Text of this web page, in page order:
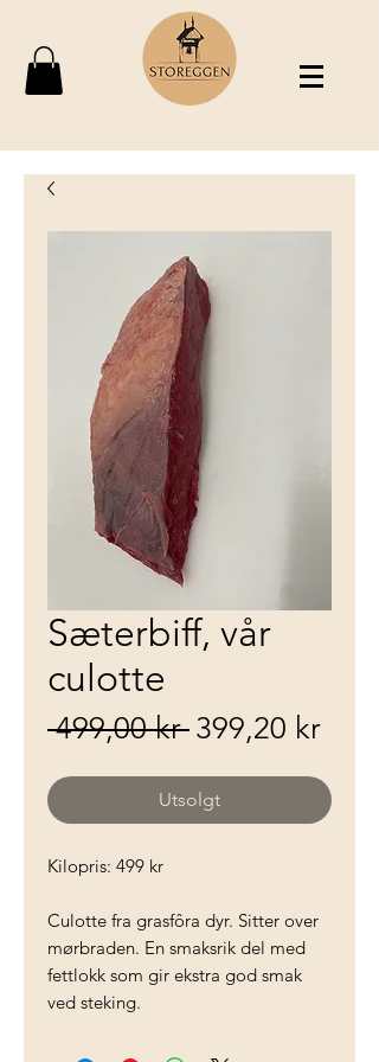
Sæterbiff, vår
culotte
499,00 kr Vanlig pris
399,20 kr
Utsolgt
Kilopris: 499 kr
Culotte fra grasfôra dyr. Sitter over
mørbraden. En smaksrik del med
fettlokk som gir ekstra god smak
ved steking.